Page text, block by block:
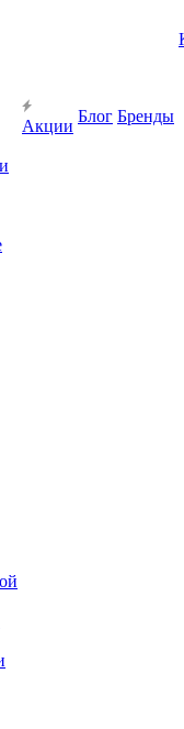
Акции
Блог Бренды